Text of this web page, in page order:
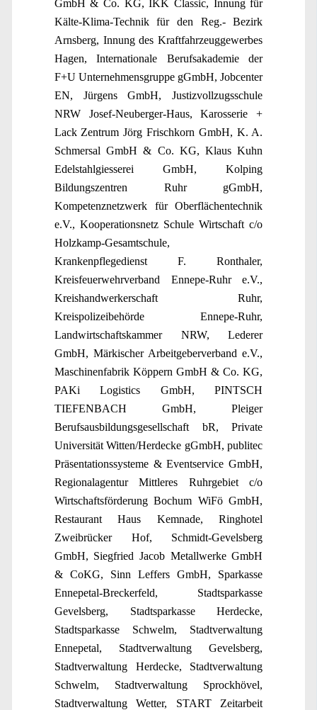
GmbH & Co. KG, IKK Classic, Innung für
Kälte-Klima-Technik für den Reg.- Bezirk
Arnsberg, Innung des Kraftfahrzeuggewerbes
Hagen, Internationale Berufsakademie der
F+U Unternehmensgruppe gGmbH, Jobcenter
EN, Jürgens GmbH, Justizvollzugsschule
NRW Josef-Neuberger-Haus, Karosserie +
Lack Zentrum Jörg Frischkorn GmbH, K. A.
Schmersal GmbH & Co. KG, Klaus Kuhn
Edelstahlgiesserei GmbH, Kolping
Bildungszentren Ruhr gGmbH,
Kompetenznetzwerk für Oberflächentechnik
e.V., Kooperationsnetz Schule Wirtschaft c/o
Holzkamp-Gesamtschule,
Krankenpflegedienst F. Ronthaler,
Kreisfeuerwehrverband Ennepe-Ruhr e.V.,
Kreishandwerkerschaft Ruhr,
Kreispolizeibehörde Ennepe-Ruhr,
Landwirtschaftskammer NRW, Lederer
GmbH, Märkischer Arbeitgeberverband e.V.,
Maschinenfabrik Köppern GmbH & Co. KG,
PAKi Logistics GmbH, PINTSCH
TIEFENBACH GmbH, Pleiger
Berufsausbildungsgesellschaft bR, Private
Universität Witten/Herdecke gGmbH, publitec
Präsentationssysteme & Eventservice GmbH,
Regionalagentur Mittleres Ruhrgebiet c/o
Wirtschaftsförderung Bochum WiFö GmbH,
Restaurant Haus Kemnade, Ringhotel
Zweibrücker Hof, Schmidt-Gevelsberg
GmbH, Siegfried Jacob Metallwerke GmbH
& CoKG, Sinn Leffers GmbH, Sparkasse
Ennepetal-Breckerfeld, Stadtsparkasse
Gevelsberg, Stadtsparkasse Herdecke,
Stadtsparkasse Schwelm, Stadtverwaltung
Ennepetal, Stadtverwaltung Gevelsberg,
Stadtverwaltung Herdecke, Stadtverwaltung
Schwelm, Stadtverwaltung Sprockhövel,
Stadtverwaltung Wetter, START Zeitarbeit